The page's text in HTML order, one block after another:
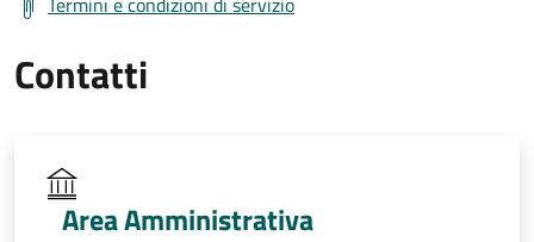
Contatti
Area Amministrativa